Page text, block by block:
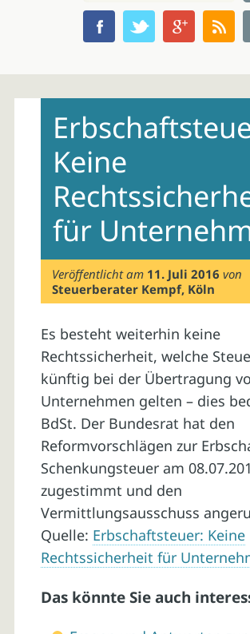
content
Keine
für
Veröffentlicht am 11. Juli 2016 von
Steuerberater Kempf, Köln
Es besteht weiterhin keine
Rechtssicherheit, welche
künftig bei der Übertragung
Unternehmen gelten – dies
BdSt. Der Bundesrat hat den
Reformvorschlägen zur
Schenkungsteuer am
zugestimmt und den
Vermittlungsausschuss
Quelle: Erbschaftsteuer: Keine
Rechtssicherheit für
Das könnte Sie auch